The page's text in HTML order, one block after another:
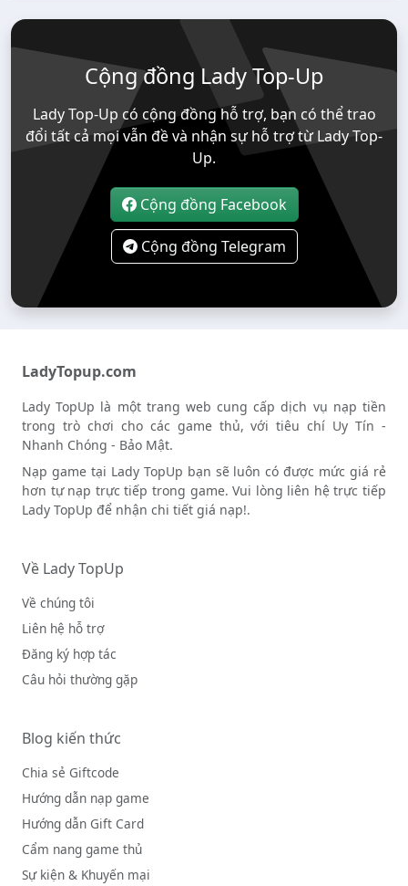
Cộng đồng Lady Top-Up
Lady Top-Up có cộng đồng hỗ trợ, bạn có thể trao
đổi tất cả mọi vẫn đề và nhận sự hỗ trợ từ Lady Top-
Up.
Cộng đồng Facebook
Cộng đồng Telegram
LadyTopup.com
Lady TopUp là một trang web cung cấp dịch vụ nạp tiền
trong trò chơi cho các game thủ, với tiêu chí Uy Tín -
Nhanh Chóng - Bảo Mật.
Nạp game tại Lady TopUp bạn sẽ luôn có được mức giá rẻ
hơn tự nạp trực tiếp trong game. Vui lòng liên hệ trực tiếp
Lady TopUp để nhận chi tiết giá nạp!.
Về Lady TopUp
Về chúng tôi
Liên hệ hỗ trợ
Đăng ký hợp tác
Câu hỏi thường gặp
Blog kiến thức
Chia sẻ Giftcode
Hướng dẫn nạp game
Hướng dẫn Gift Card
Cẩm nang game thủ
Sự kiện & Khuyến mại